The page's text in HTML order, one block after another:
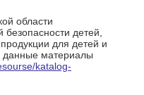
области
детей,
для детей и
материалы
katalog-